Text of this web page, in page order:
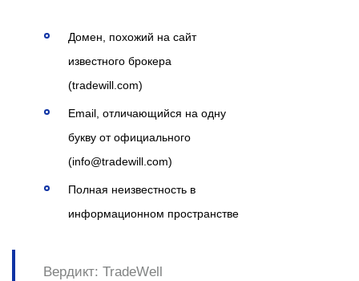
Домен, похожий на сайт
известного брокера
(tradewill.com)
Email, отличающийся на одну
букву от официального
(info@tradewill.com)
Полная неизвестность в
информационном пространстве
Вердикт: TradeWell